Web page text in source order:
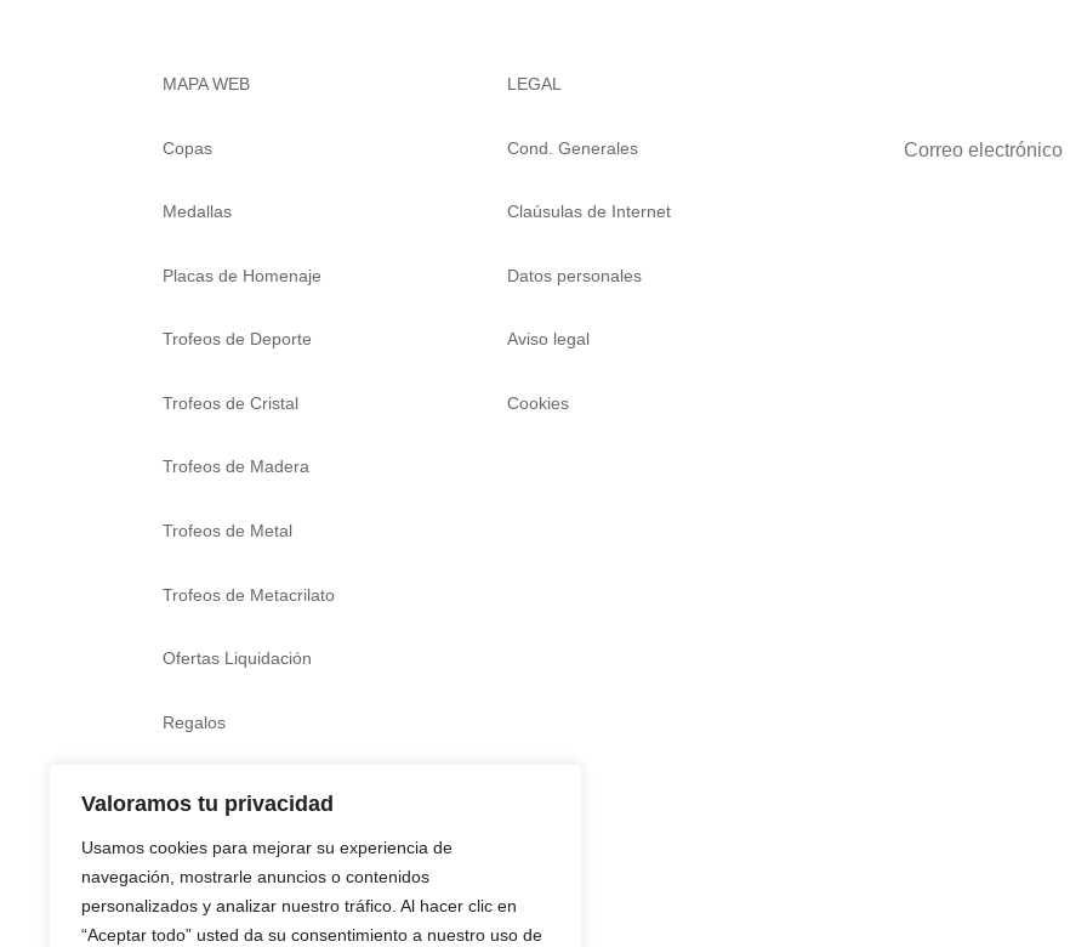
Valoramos tu privacidad
Usamos cookies para mejorar su experiencia de
navegación, mostrarle anuncios o contenidos
personalizados y analizar nuestro tráfico. Al hacer clic en
“Aceptar todo” usted da su consentimiento a nuestro uso de
MAPA WEB
Copas
Medallas
Placas de Homenaje
Trofeos de Deporte
Trofeos de Cristal
Trofeos de Madera
Trofeos de Metal
Trofeos de Metacrilato
Ofertas Liquidación
Regalos
LEGAL
Cond. Generales
Claúsulas de Internet
Datos personales
Aviso legal
Cookies